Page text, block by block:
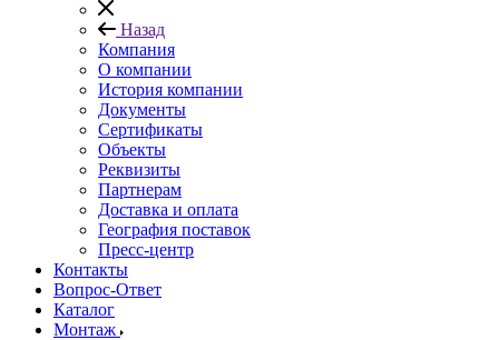
Назад
Компания
О компании
История компании
Документы
Сертификаты
Объекты
Реквизиты
Партнерам
Доставка и оплата
География поставок
Пресс-центр
Контакты
Вопрос-Ответ
Каталог
Монтаж